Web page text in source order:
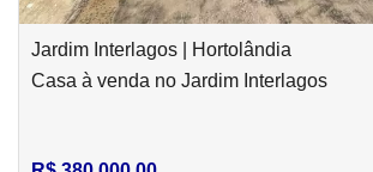
Jardim Interlagos | Hortolândia
Casa à venda no Jardim Interlagos